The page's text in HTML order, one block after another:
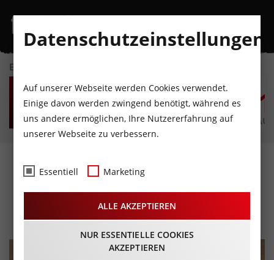
EVENTKALENDER
FR
7
AUGUST
SA
8
AUGUST
SO
9
AUGUST
MO
10
AUGUST
DI
11
AUGUST
Bergfestival in der
Bergwelt Hahnenkamm
28.06.2026 - Beginn 05:00 Uhr
Datenschutzeinstellungen
Auf unserer Webseite werden Cookies verwendet.
Einige davon werden zwingend benötigt, während es
uns andere ermöglichen, Ihre Nutzererfahrung auf
unserer Webseite zu verbessern.
Essentiell Marketing
ALLE AKZEPTIEREN
NUR ESSENTIELLE COOKIES
AKZEPTIEREN